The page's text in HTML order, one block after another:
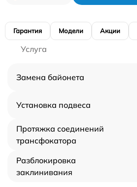
Гарантия Модели Акции
Услуга
Замена байонета
Установка подвеса
Протяжка соединений
трансфокатора
Разблокировка
заклинивания